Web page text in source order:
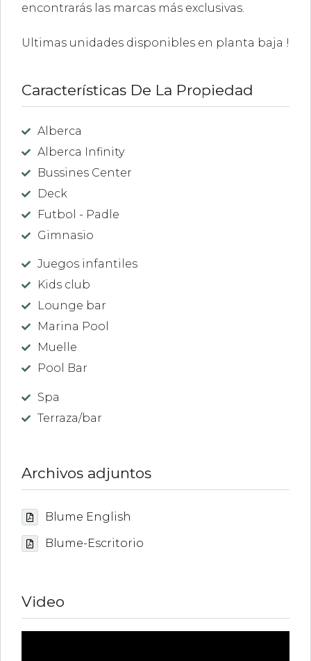
encontrarás las marcas más exclusivas.
Ultimas unidades disponibles en planta baja !
Características De La Propiedad
Alberca
Alberca Infinity
Bussines Center
Deck
Futbol - Padle
Gimnasio
Juegos infantiles
Kids club
Lounge bar
Marina Pool
Muelle
Pool Bar
Spa
Terraza/bar
Archivos adjuntos
Blume English
Blume-Escritorio
Video